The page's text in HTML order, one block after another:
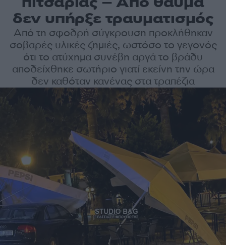
δεν υπήρξε τραυματισμός
Από τη σφοδρή σύγκρουση προκλήθηκαν
σοβαρές υλικές ζημιές, ωστόσο το γεγονός
ότι το ατύχημα συνέβη αργά το βράδυ
αποδείχθηκε σωτήριο γιατί εκείνη την ώρα
δεν καθόταν κανένας στα τραπέζια